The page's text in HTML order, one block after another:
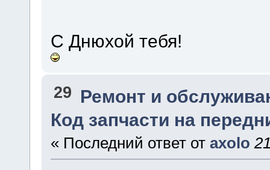
С Днюхой тебя!
29 Ремонт и
Код запчасти на
« Последний ответ от axolo